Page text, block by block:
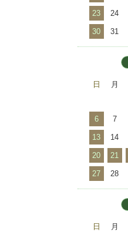
23 24
30 31
日 月
6 7
13 14
20 21
27 28
日 月